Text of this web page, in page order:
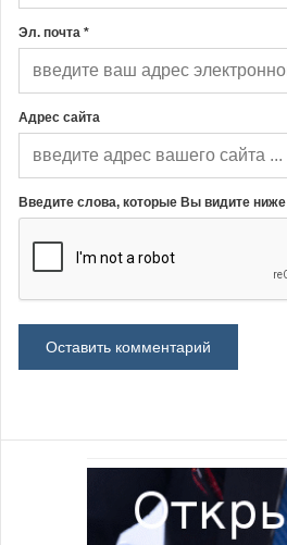
Эл. почта *
Адрес сайта
Введите слова, которые Вы видите ниже